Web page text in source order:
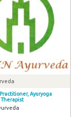
Ayuryoga